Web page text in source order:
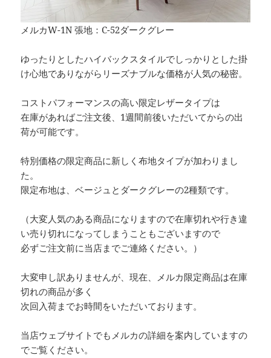
メルカW-1N 張地：C-52ダークグレー
ゆったりとしたハイバックスタイルでしっかりとした掛
け心地でありながらリーズナブルな価格が人気の秘密。
コストパフォーマンスの高い限定レザータイプは
在庫があればご注文後、1週間前後いただいてからの出
荷が可能です。
特別価格の限定商品に新しく布地タイプが加わりまし
た。
限定布地は、ベージュとダークグレーの2種類です。
（大変人気のある商品になりますので在庫切れや行き違
い売り切れになってしまうこともございますので
必ずご注文前に当店までご連絡ください。）
大変申し訳ありませんが、現在、メルカ限定商品は在庫
切れの商品が多く
次回入荷までお時間をいただいております。
当店ウェブサイトでもメルカの詳細を案内していますの
でご覧ください。